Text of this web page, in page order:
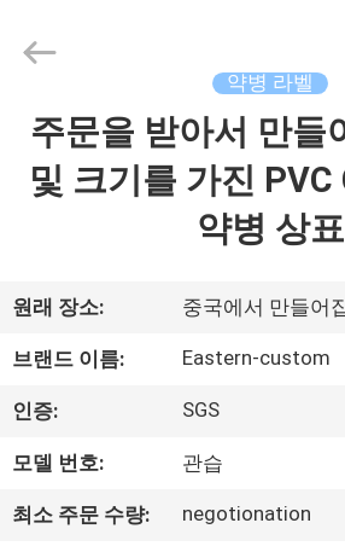
집
우
리
에
2017
Industry
Rights
Reserved.
약병 라벨
주문을 받아서 만들
및 크기를 가진 PVC
약병 상표
원래 장소: 중국에서 만들어
브랜드 이름: Eastern-custom
인증: SGS
모델 번호: 관습
최소 주문 수량: negotionation